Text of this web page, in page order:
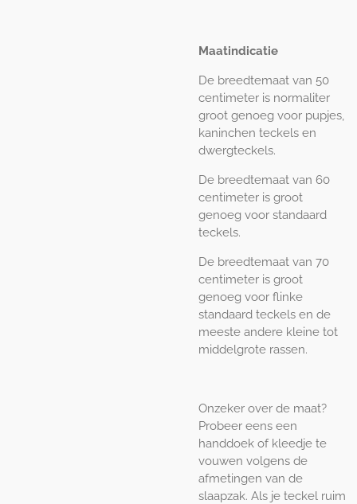
Maatindicatie
De breedtemaat van 50
centimeter is normaliter
groot genoeg voor pupjes,
kaninchen teckels en
dwergteckels.
De breedtemaat van 60
centimeter is groot
genoeg voor standaard
teckels.
De breedtemaat van 70
centimeter is groot
genoeg voor flinke
standaard teckels en de
meeste andere kleine tot
middelgrote rassen.
Onzeker over de maat?
Probeer eens een
handdoek of kleedje te
vouwen volgens de
afmetingen van de
slaapzak. Als je teckel ruim